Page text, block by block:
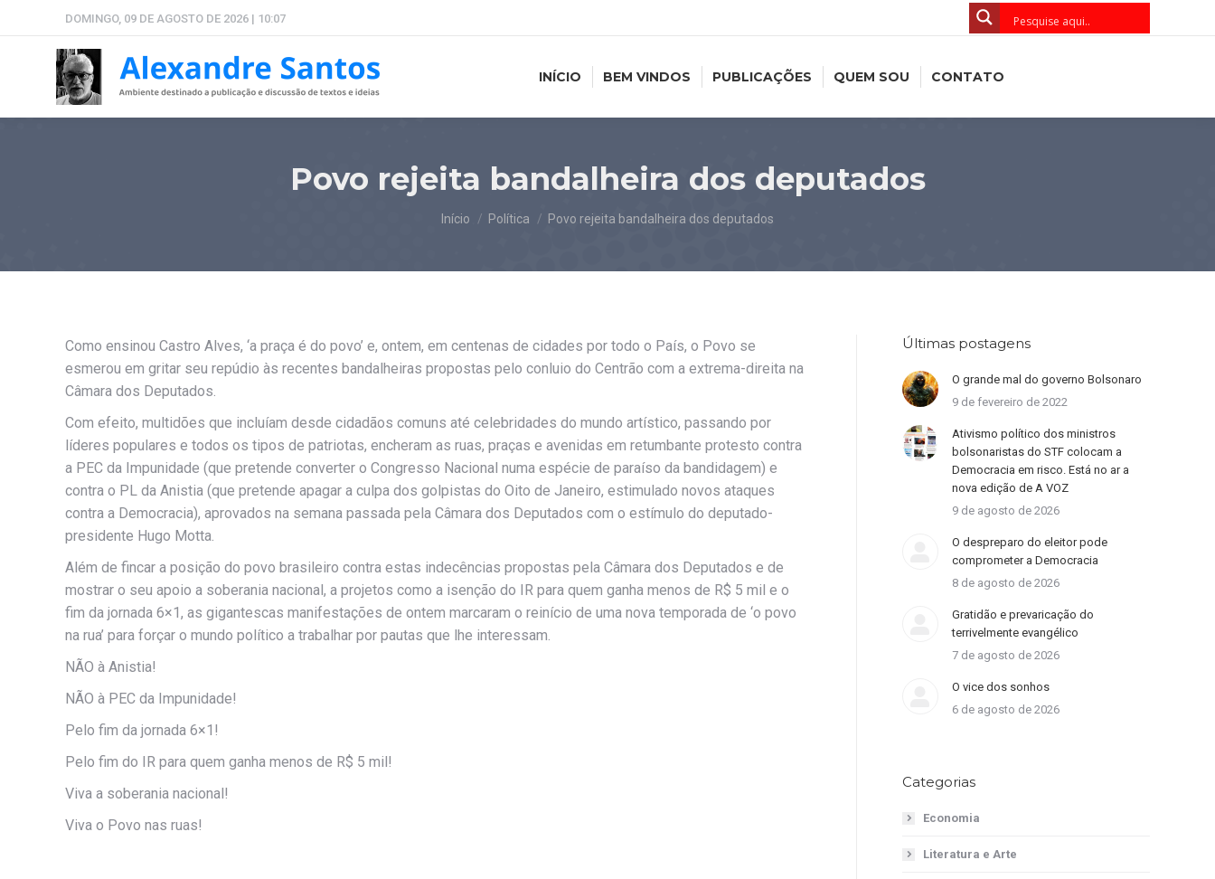
DOMINGO, 09 DE AGOSTO DE 2026 | 10:07
INÍCIO BEM VINDOS PUBLICAÇÕES QUEM SOU CONTATO
Povo rejeita bandalheira dos deputados
Você está aqui:
Início Política Povo rejeita bandalheira dos deputados
Como ensinou Castro Alves, ‘a praça é do povo’ e, ontem, em centenas de cidades por todo o País, o Povo se
esmerou em gritar seu repúdio às recentes bandalheiras propostas pelo conluio do Centrão com a extrema-direita na
Câmara dos Deputados.
Com efeito, multidões que incluíam desde cidadãos comuns até celebridades do mundo artístico, passando por
líderes populares e todos os tipos de patriotas, encheram as ruas, praças e avenidas em retumbante protesto contra
a PEC da Impunidade (que pretende converter o Congresso Nacional numa espécie de paraíso da bandidagem) e
contra o PL da Anistia (que pretende apagar a culpa dos golpistas do Oito de Janeiro, estimulado novos ataques
contra a Democracia), aprovados na semana passada pela Câmara dos Deputados com o estímulo do deputado-
presidente Hugo Motta.
Além de fincar a posição do povo brasileiro contra estas indecências propostas pela Câmara dos Deputados e de
mostrar o seu apoio a soberania nacional, a projetos como a isenção do IR para quem ganha menos de R$ 5 mil e o
fim da jornada 6×1, as gigantescas manifestações de ontem marcaram o reinício de uma nova temporada de ‘o povo
na rua’ para forçar o mundo político a trabalhar por pautas que lhe interessam.
NÃO à Anistia!
NÃO à PEC da Impunidade!
Pelo fim da jornada 6×1!
Pelo fim do IR para quem ganha menos de R$ 5 mil!
Viva a soberania nacional!
Viva o Povo nas ruas!
Últimas postagens
O grande mal do governo Bolsonaro
9 de fevereiro de 2022
Ativismo político dos ministros
bolsonaristas do STF colocam a
Democracia em risco. Está no ar a
nova edição de A VOZ
9 de agosto de 2026
O despreparo do eleitor pode
comprometer a Democracia
8 de agosto de 2026
Gratidão e prevaricação do
terrivelmente evangélico
7 de agosto de 2026
O vice dos sonhos
6 de agosto de 2026
Categorias
Economia
Literatura e Arte